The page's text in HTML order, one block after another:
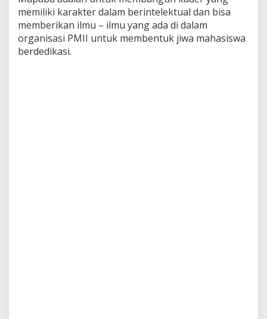
memiliki karakter dalam berintelektual dan bisa
memberikan ilmu – ilmu yang ada di dalam
organisasi PMII untuk membentuk jiwa mahasiswa
berdedikasi.